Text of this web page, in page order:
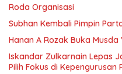
Roda Organisasi
Subhan Kembali Pimpin
Hanan A Rozak Buka
Iskandar Zulkarnain Lepas
Pilih Fokus di Kepengurusan